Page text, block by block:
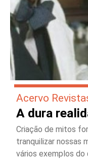
Acervo
A dura
Criação de mitos
tranquilizar nossas
vários exemplos do